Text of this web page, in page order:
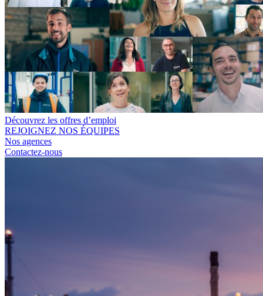
Découvrez les offres d’emploi
REJOIGNEZ NOS ÉQUIPES
Nos agences
Contactez-nous